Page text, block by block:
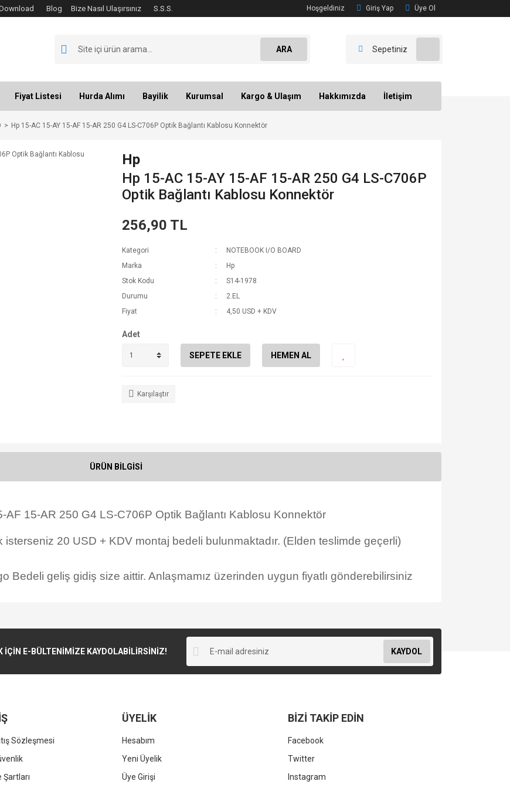
Blog Bize Nasıl UlaşırsınızS.S.S. Hoşgeldiniz Giriş Yap Üye Ol
ARA Sepetiniz
Fiyat Listesi Hurda Alımı Bayilik Kurumsal Kargo & Ulaşım Hakkımızda İletişim
Hp 15-AC 15-AY 15-AF 15-AR 250 G4 LS-C706P Optik Bağlantı Kablosu Konnektör
Hp
Hp 15-AC 15-AY 15-AF 15-AR 250 G4 LS-C706P
Optik Bağlantı Kablosu Konnektör
256,90 TL
Kategori
NOTEBOOK I/O BOARD
Marka
Hp
Stok Kodu
S14-1978
Durumu
2.EL
Fiyat
4,50 USD + KDV
Adet
SEPETE EKLE HEMEN AL
Karşılaştır
ÜRÜN BİLGİSİ
AF 15-AR 250 G4 LS-C706P Optik Bağlantı Kablosu Konnektör
isterseniz 20 USD + KDV montaj bedeli bulunmaktadır. (Elden teslimde geçerli)
Bedeli geliş gidiş size aittir. Anlaşmamız üzerinden uygun fiyatlı gönderebilirsiniz
İÇİN E-BÜLTENİMİZE KAYDOLABİLİRSİNİZ! KAYDOL
Sözleşmesi
ÜYELİK
Hesabım
Yeni Üyelik
Üye Girişi
BİZİ TAKİP EDİN
Facebook
Twitter
Instagram